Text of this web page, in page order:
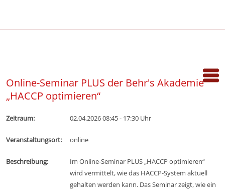
Online-Seminar PLUS der Behr's Akademie
„HACCP optimieren“
Zeitraum: 02.04.2026 08:45 - 17:30 Uhr
Veranstaltungsort: online
Beschreibung:
Im Online-Seminar PLUS „HACCP optimieren“
wird vermittelt, wie das HACCP-System aktuell
gehalten werden kann. Das Seminar zeigt, wie ein